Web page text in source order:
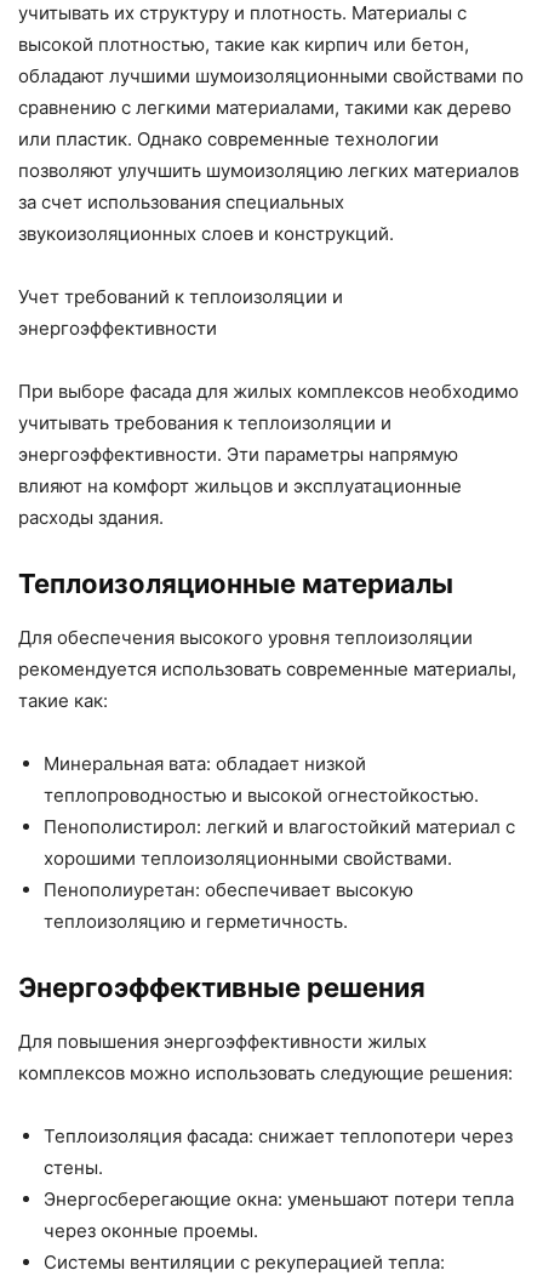
учитывать их структуру и плотность. Материалы с
высокой плотностью, такие как кирпич или бетон,
обладают лучшими шумоизоляционными свойствами по
сравнению с легкими материалами, такими как дерево
или пластик. Однако современные технологии
позволяют улучшить шумоизоляцию легких материалов
за счет использования специальных
звукоизоляционных слоев и конструкций.
Учет требований к теплоизоляции и
энергоэффективности
При выборе фасада для жилых комплексов необходимо
учитывать требования к теплоизоляции и
энергоэффективности. Эти параметры напрямую
влияют на комфорт жильцов и эксплуатационные
расходы здания.
Теплоизоляционные материалы
Для обеспечения высокого уровня теплоизоляции
рекомендуется использовать современные материалы,
такие как:
Минеральная вата: обладает низкой
теплопроводностью и высокой огнестойкостью.
Пенополистирол: легкий и влагостойкий материал с
хорошими теплоизоляционными свойствами.
Пенополиуретан: обеспечивает высокую
теплоизоляцию и герметичность.
Энергоэффективные решения
Для повышения энергоэффективности жилых
комплексов можно использовать следующие решения:
Теплоизоляция фасада: снижает теплопотери через
стены.
Энергосберегающие окна: уменьшают потери тепла
через оконные проемы.
Системы вентиляции с рекуперацией тепла: